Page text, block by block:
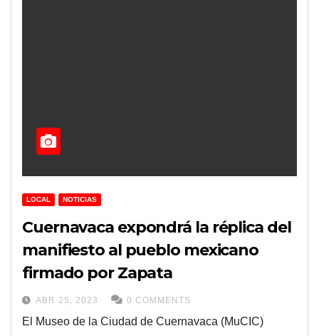
LOCAL NOTICIAS
Cuernavaca expondrá la réplica del
manifiesto al pueblo mexicano
firmado por Zapata
ABR 25, 2023 0 COMMENTS
El Museo de la Ciudad de Cuernavaca (MuCIC)